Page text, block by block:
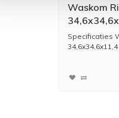
Waskom
Marmer
Specificaties
34,6x34,6x11,4